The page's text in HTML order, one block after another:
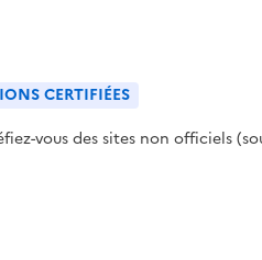
CERTIFIÉES
vous des sites non officiels